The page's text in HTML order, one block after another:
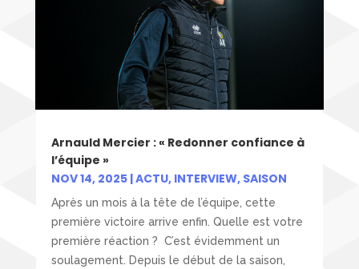
Arnauld Mercier : « Redonner confiance à
l’équipe »
NOV 14, 2025|ACTU, INTERVIEW, SAISON
Après un mois à la tête de l’équipe, cette
première victoire arrive enfin. Quelle est votre
première réaction ? C’est évidemment un
soulagement. Depuis le début de la saison,